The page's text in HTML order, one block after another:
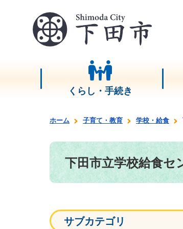
くらし・手続き
ホーム 子育て・教育 学校・給食
下田市立学校給食セ
サブカテゴリ